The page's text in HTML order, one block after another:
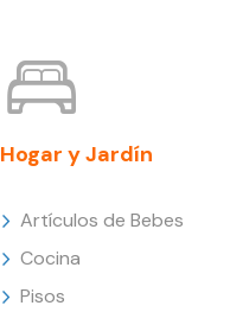
Hogar y Jardín
Artículos de Bebes
Cocina
Pisos